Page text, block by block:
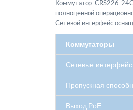
Коммутатор CRS226-
полноценной
Сетевой интерфейс
Коммутаторы
Сетевые
Пропускная
Выход PoE